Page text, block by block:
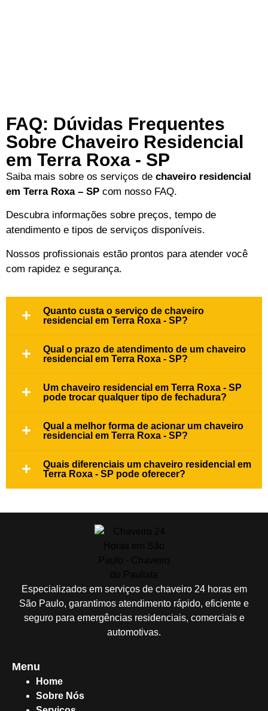
FAQ: Dúvidas Frequentes
Sobre Chaveiro Residencial
em Terra Roxa - SP
Saiba mais sobre os serviços de chaveiro residencial
em Terra Roxa – SP com nosso FAQ.
Descubra informações sobre preços, tempo de
atendimento e tipos de serviços disponíveis.
Nossos profissionais estão prontos para atender você
com rapidez e segurança.
Quanto custa o serviço de chaveiro
residencial em Terra Roxa - SP?
Qual o prazo de atendimento de um chaveiro
residencial em Terra Roxa - SP?
Um chaveiro residencial em Terra Roxa - SP
pode trocar qualquer tipo de fechadura?
Qual a melhor forma de acionar um chaveiro
residencial em Terra Roxa - SP?
Quais diferenciais um chaveiro residencial em
Terra Roxa - SP pode oferecer?
Especializados em serviços de chaveiro 24 horas em
São Paulo, garantimos atendimento rápido, eficiente e
seguro para emergências residenciais, comerciais e
automotivas.
Menu
Home
Sobre Nós